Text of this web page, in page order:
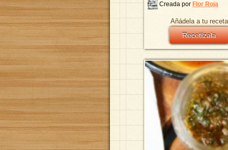
Creada por Flor Roja
Añádela a tu
Recetízala